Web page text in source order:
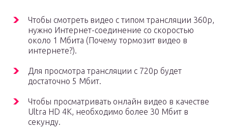
Чтобы смотреть видео с типом трансляции 360p,
нужно Интернет-соединение со скоростью
около 1 Мбита (Почему тормозит видео в
интернете?).
Для просмотра трансляции с 720p будет
достаточно 5 Мбит.
Чтобы просматривать онлайн видео в качестве
Ultra HD 4K, необходимо более 30 Мбит в
секунду.